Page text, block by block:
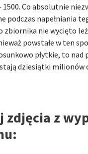
1500. Co absolutnie
podczas napełniania
zbiornika nie wycięto
powstałe w ten
płytkie, to nad
dziesiątki milionów
zdjęcia z